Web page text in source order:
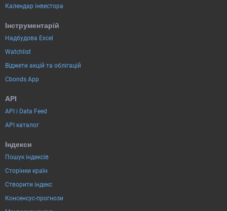
Календар інвестора
Інструментарій
Надбудова Excel
Watchlist
Віджети акцій та облігацій
Cbonds App
API
API і Data Feed
API каталог
Індекси
Пошук індексів
Сторінки країн
Створити індекс
Консенсус-прогнози